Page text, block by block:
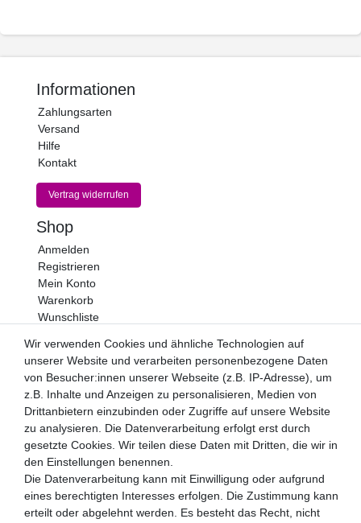
Informationen
Zahlungsarten
Versand
Hilfe
Kontakt
Vertrag widerrufen
Shop
Anmelden
Registrieren
Mein Konto
Warenkorb
Wunschliste
Newsletter
Newsletter
Honig
Hiermit bestätige ich, dass ich die Daten­schutz­erklärung
gelesen habe. Meine Einwilligung kann ich jederzeit
Abonnieren
** Hierbei handelt es sich um ein Pflichtfeld.
Wir verwenden Cookies und ähnliche Technologien auf
unserer Website und verarbeiten personenbezogene Daten
von Besucher:innen unserer Webseite (z.B. IP-Adresse), um
z.B. Inhalte und Anzeigen zu personalisieren, Medien von
Drittanbietern einzubinden oder Zugriffe auf unsere Website
zu analysieren. Die Datenverarbeitung erfolgt erst durch
gesetzte Cookies. Wir teilen diese Daten mit Dritten, die wir in
den Einstellungen benennen.
Die Datenverarbeitung kann mit Einwilligung oder aufgrund
eines berechtigten Interesses erfolgen. Die Zustimmung kann
erteilt oder abgelehnt werden. Es besteht das Recht, nicht